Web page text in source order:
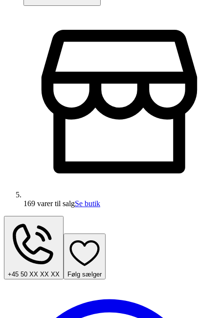
169 varertil salgSe butik
+45 50 XX XX XX Følg sælger